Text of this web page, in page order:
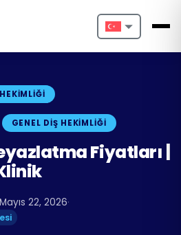
Nederlands
Français
Deutsch
GENEL DIŞ HEKIMLIĞI
Fiyatları |
Mayıs 22, 2026·